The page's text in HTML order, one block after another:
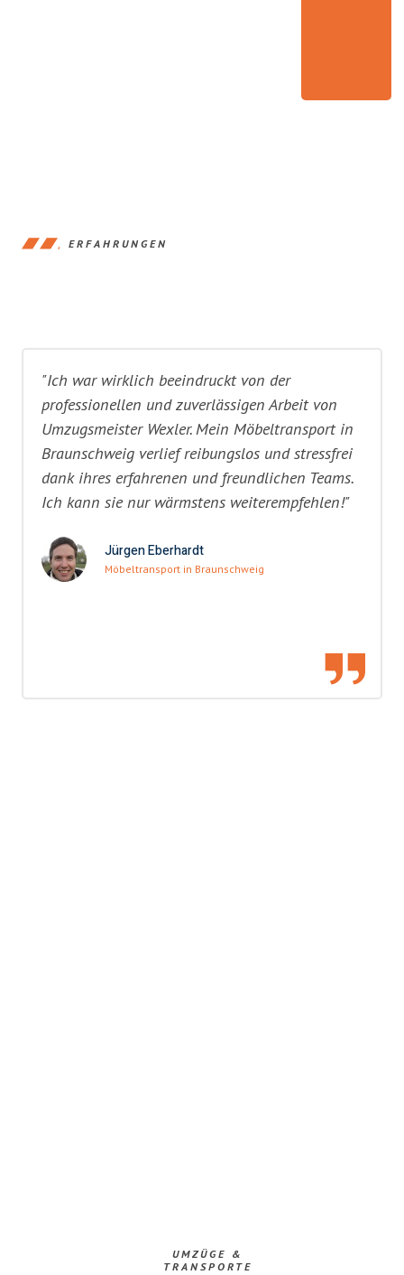
ERFAHRUNGEN
"Ich war wirklich beeindruckt von der
professionellen und zuverlässigen Arbeit von
Umzugsmeister Wexler. Mein Möbeltransport in
Braunschweig verlief reibungslos und stressfrei
dank ihres erfahrenen und freundlichen Teams.
Ich kann sie nur wärmstens weiterempfehlen!"
Jürgen Eberhardt
Möbeltransport in Braunschweig
UMZÜGE &
TRANSPORTE